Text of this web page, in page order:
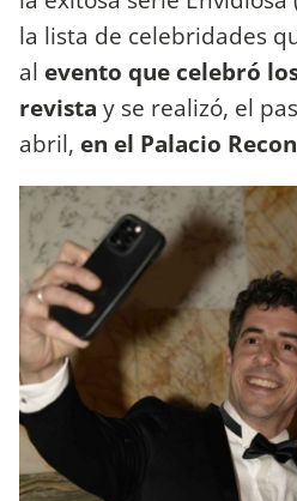
la lista de celebridades
al evento que celebró
revista y se realizó, el
abril, en el Palacio